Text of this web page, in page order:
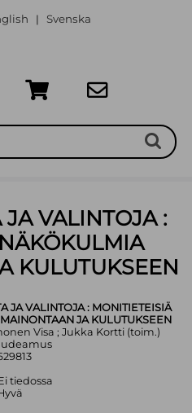
| Svenska
VALINTOJA :
KULUTUKSEEN
JA VALINTOJA : MONITIETEISIÄ
JA KULUTUKSEEN
Visa ; Jukka Kortti (toim.)
tiedossa